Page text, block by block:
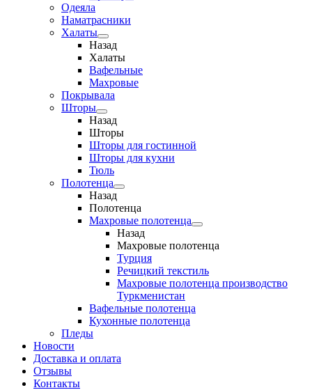
Одеяла
Наматрасники
Халаты
Назад
Халаты
Вафельные
Махровые
Покрывала
Шторы
Назад
Шторы
Шторы для гостинной
Шторы для кухни
Тюль
Полотенца
Назад
Полотенца
Махровые полотенца
Назад
Махровые полотенца
Турция
Речицкий текстиль
Махровые полотенца производство
Туркменистан
Вафельные полотенца
Кухонные полотенца
Пледы
Новости
Доставка и оплата
Отзывы
Контакты